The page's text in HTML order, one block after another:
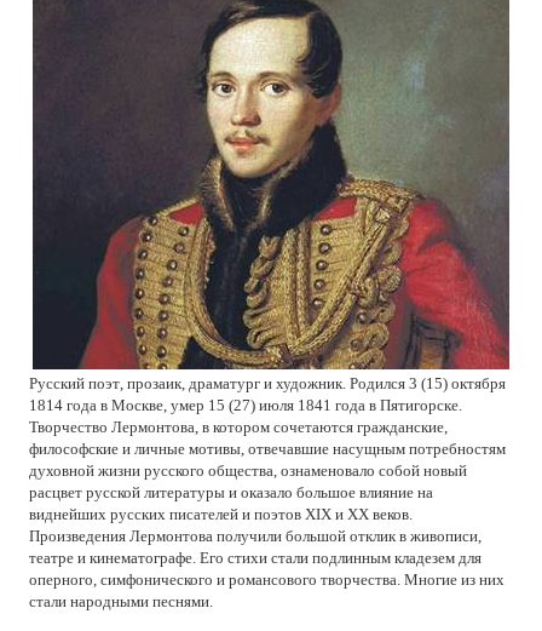
Русский поэт, прозаик, драматург и художник. Родился 3 (15) октября
1814 года в Москве, умер 15 (27) июля 1841 года в Пятигорске.
Творчество Лермонтова, в котором сочетаются гражданские,
философские и личные мотивы, отвечавшие насущным потребностям
духовной жизни русского общества, ознаменовало собой новый
расцвет русской литературы и оказало большое влияние на
виднейших русских писателей и поэтов XIX и XX веков.
Произведения Лермонтова получили большой отклик в живописи,
театре и кинематографе. Его стихи стали подлинным кладезем для
оперного, симфонического и романсового творчества. Многие из них
стали народными песнями.